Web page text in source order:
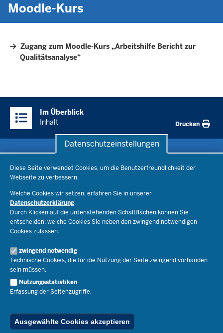
Datenschutzeinstellungen
Diese Seite verwendet Cookies, um die Benutzerfreundlichkeit der
Webseite zu verbessern.
Welche Cookies wir setzen, erfahren Sie in unserer
Datenschutzerklärung.
Durch Klicken auf die untenstehenden Schaltflächen können Sie
entscheiden, welche Cookies Sie neben den zwingend notwendigen
Cookies zulassen.
zwingend notwendig
Technische Cookies, die für die Nutzung der Seite zwingend vorhanden
sein müssen.
Nutzungsstatistiken
Erfassung der Seitenzugriffe.
Ausgewählte Cookies akzeptieren
Moodle-Kurs
Zugang zum Moodle-Kurs „Arbeitshilfe Bericht zur
Qualitätsanalyse“
Inhalte
Im Überblick
Inhalt
Drucken
Bildungsthemen
Lehrkräfte
Recht
Schulleben
Ministerium
Ministerin Dorothee Feller
Staatssekretär Dr. Urban Mauer
Open Government
Bibliothek
Veranstaltungen
Geschäftsbereich
Presse
Pressefotos
Social Media
Pressekontakt
Service
Schule(n) suchen
Kontakt
Der Weg zu uns
Publikationen
RSS-Feed
© 2026 Bildungsportal NRW